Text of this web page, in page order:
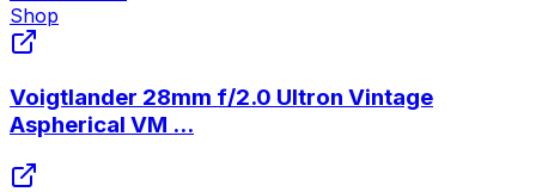
Shop
Voigtlander 28mm f/2.0 Ultron Vintage
Aspherical VM ...